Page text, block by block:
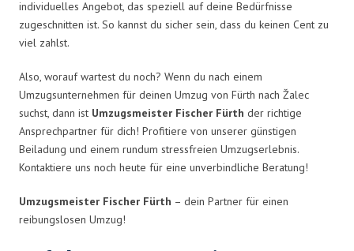
individuelles Angebot, das speziell auf deine Bedürfnisse
zugeschnitten ist. So kannst du sicher sein, dass du keinen Cent zu
viel zahlst.
Also, worauf wartest du noch? Wenn du nach einem
Umzugsunternehmen für deinen Umzug von Fürth nach Žalec
suchst, dann ist Umzugsmeister Fischer Fürth der richtige
Ansprechpartner für dich! Profitiere von unserer günstigen
Beiladung und einem rundum stressfreien Umzugserlebnis.
Kontaktiere uns noch heute für eine unverbindliche Beratung!
Umzugsmeister Fischer Fürth – dein Partner für einen
reibungslosen Umzug!